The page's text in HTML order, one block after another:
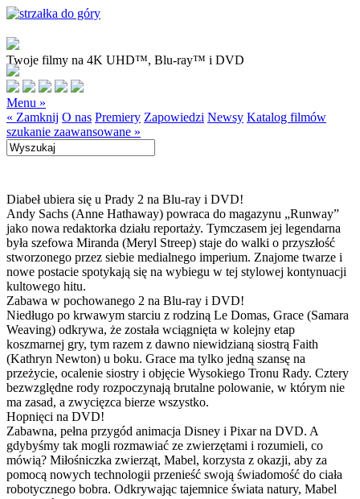
Twoje filmy na 4K UHD™, Blu-ray™ i DVD
Menu »
« Zamknij O nas Premiery Zapowiedzi Newsy Katalog filmów
szukanie zaawansowane »
Diabeł ubiera się u Prady 2 na Blu-ray i DVD!
Andy Sachs (Anne Hathaway) powraca do magazynu „Runway”
jako nowa redaktorka działu reportaży. Tymczasem jej legendarna
była szefowa Miranda (Meryl Streep) staje do walki o przyszłość
stworzonego przez siebie medialnego imperium. Znajome twarze i
nowe postacie spotykają się na wybiegu w tej stylowej kontynuacji
kultowego hitu.
Zabawa w pochowanego 2 na Blu-ray i DVD!
Niedługo po krwawym starciu z rodziną Le Domas, Grace (Samara
Weaving) odkrywa, że została wciągnięta w kolejny etap
koszmarnej gry, tym razem z dawno niewidzianą siostrą Faith
(Kathryn Newton) u boku. Grace ma tylko jedną szansę na
przeżycie, ocalenie siostry i objęcie Wysokiego Tronu Rady. Cztery
bezwzględne rody rozpoczynają brutalne polowanie, w którym nie
ma zasad, a zwycięzca bierze wszystko.
Hopnięci na DVD!
Zabawna, pełna przygód animacja Disney i Pixar na DVD. A
gdybyśmy tak mogli rozmawiać ze zwierzętami i rozumieli, co
mówią? Miłośniczka zwierząt, Mabel, korzysta z okazji, aby za
pomocą nowych technologii przenieść swoją świadomość do ciała
robotycznego bobra. Odkrywając tajemnice świata natury, Mabel